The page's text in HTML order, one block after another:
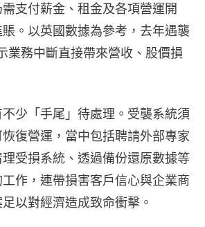
支付薪金、租金及各項營運開
。以英國數據為參考，去年遇襲
業務中斷直接帶來營收、股價損
少「手尾」待處理。受襲系統須
復營運，當中包括聘請外部專家
受損系統、透過備份還原數據等
作，連帶損害客戶信心與企業商
以對經濟造成致命衝擊。